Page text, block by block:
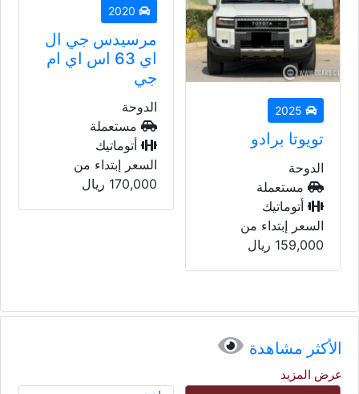
2020
مرسيدس جي ال
اي 63 اس اي ام
جي
الدوحة
مستعملة
أتوماتيك
السعر إبتداء من
170,000 ريال
2023
اي
الدوحة
مستعملة
الأكثر مشاهدة
عرض المزيد